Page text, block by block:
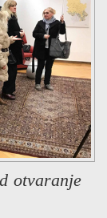
otvaranje